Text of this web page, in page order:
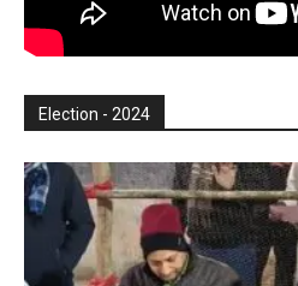
Election - 2024